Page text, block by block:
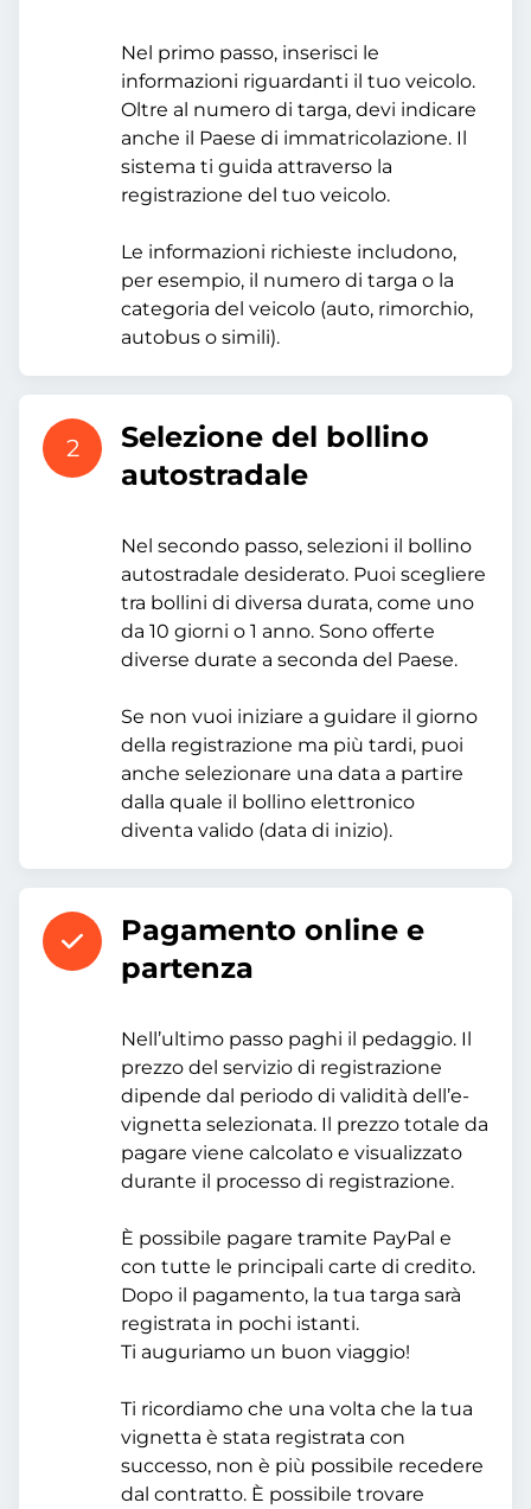
Nel primo passo, inserisci le
informazioni riguardanti il tuo veicolo.
Oltre al numero di targa, devi indicare
anche il Paese di immatricolazione. Il
sistema ti guida attraverso la
registrazione del tuo veicolo.
Le informazioni richieste includono,
per esempio, il numero di targa o la
categoria del veicolo (auto, rimorchio,
autobus o simili).
2
Selezione del bollino
autostradale
Nel secondo passo, selezioni il bollino
autostradale desiderato. Puoi scegliere
tra bollini di diversa durata, come uno
da 10 giorni o 1 anno. Sono offerte
diverse durate a seconda del Paese.
Se non vuoi iniziare a guidare il giorno
della registrazione ma più tardi, puoi
anche selezionare una data a partire
dalla quale il bollino elettronico
diventa valido (data di inizio).
Pagamento online e
partenza
Nell’ultimo passo paghi il pedaggio. Il
prezzo del servizio di registrazione
dipende dal periodo di validità dell’e-
vignetta selezionata. Il prezzo totale da
pagare viene calcolato e visualizzato
durante il processo di registrazione.
È possibile pagare tramite PayPal e
con tutte le principali carte di credito.
Dopo il pagamento, la tua targa sarà
registrata in pochi istanti.
Ti auguriamo un buon viaggio!
Ti ricordiamo che una volta che la tua
vignetta è stata registrata con
successo, non è più possibile recedere
dal contratto. È possibile trovare